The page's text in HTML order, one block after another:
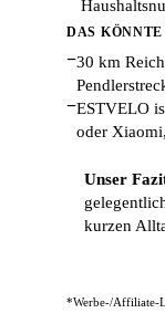
DAS
−30 km
−ESTVELO
oder
Unser
kurzen
*Werbe-/Affiliate-